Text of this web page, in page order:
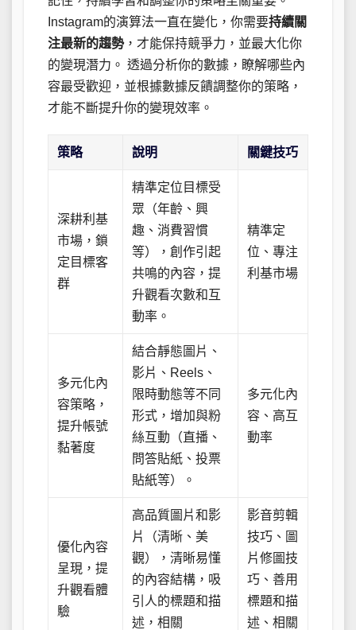
Instagram的演算法一直在變化，你需要持續關
注最新的趨勢，才能保持競爭力，並最大化你
的變現潛力。 透過分析你的數據，瞭解哪些內
容最受歡迎，並根據數據反饋調整你的策略，
才能不斷提升你的變現效率。
策略 說明 關鍵技巧
深耕利基
市場，鎖
定目標客
群
精準定位目標受
眾（年齡、興
趣、消費習慣
等），創作引起
共鳴的內容，提
升觀看次數和互
動率。
精準定
位、專注
利基市場
多元化內
容策略，
提升帳號
黏著度
結合靜態圖片、
影片、Reels、
限時動態等不同
形式，增加與粉
絲互動（直播、
問答貼紙、投票
貼紙等）。
多元化內
容、高互
動率
優化內容
呈現，提
升觀看體
驗
高品質圖片和影
片（清晰、美
觀），清晰易懂
的內容結構，吸
引人的標題和描
述，相關
影音剪輯
技巧、圖
片修圖技
巧、善用
標題和描
述、相關